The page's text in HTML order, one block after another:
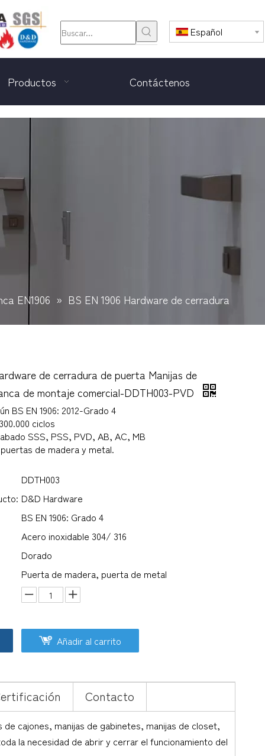
Español
Productos Contáctenos
EN1906 » BS EN 1906 Hardware de cerradura
de cerradura de puerta Manijas de
de montaje comercial-DDTH003-PVD
BS EN 1906: 2012-Grado 4
ciclos
SSS, PSS, PVD, AB, AC, MB
de madera y metal.
DDTH003
D&D Hardware
BS EN 1906: Grado 4
Acero inoxidable 304/ 316
Dorado
Puerta de madera, puerta de metal
Añadir al carrito
Contacto
cajones, manijas de gabinetes, manijas de closet,
la necesidad de abrir y cerrar el funcionamiento del